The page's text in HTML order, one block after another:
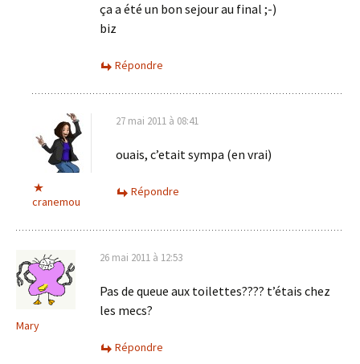
ça a été un bon sejour au final ;-)
biz
Répondre
cranemou
27 mai 2011 à 08:41
ouais, c’etait sympa (en vrai)
Répondre
Mary
26 mai 2011 à 12:53
Pas de queue aux toilettes???? t’étais chez
les mecs?
Répondre